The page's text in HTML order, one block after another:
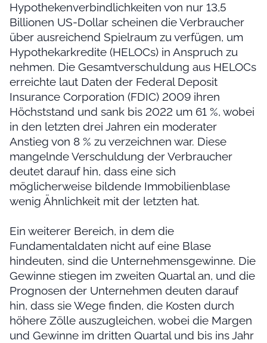
Hypothekenverbindlichkeiten von nur 13,5
Billionen US-Dollar scheinen die Verbraucher
über ausreichend Spielraum zu verfügen, um
Hypothekarkredite (HELOCs) in Anspruch zu
nehmen. Die Gesamtverschuldung aus HELOCs
erreichte laut Daten der Federal Deposit
Insurance Corporation (FDIC) 2009 ihren
Höchststand und sank bis 2022 um 61 %, wobei
in den letzten drei Jahren ein moderater
Anstieg von 8 % zu verzeichnen war. Diese
mangelnde Verschuldung der Verbraucher
deutet darauf hin, dass eine sich
möglicherweise bildende Immobilienblase
wenig Ähnlichkeit mit der letzten hat.
Ein weiterer Bereich, in dem die
Fundamentaldaten nicht auf eine Blase
hindeuten, sind die Unternehmensgewinne. Die
Gewinne stiegen im zweiten Quartal an, und die
Prognosen der Unternehmen deuten darauf
hin, dass sie Wege finden, die Kosten durch
höhere Zölle auszugleichen, wobei die Margen
und Gewinne im dritten Quartal und bis ins Jahr